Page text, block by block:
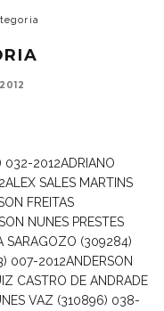
032-2012ADRIANO
ALEX SALES MARTINS
FREITAS
NUNES PRESTES
SARAGOZO (309284)
007-2012ANDERSON
CASTRO DE ANDRADE
VAZ (310896) 038-